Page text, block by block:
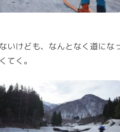
けども、なんとなく道にな
てく。